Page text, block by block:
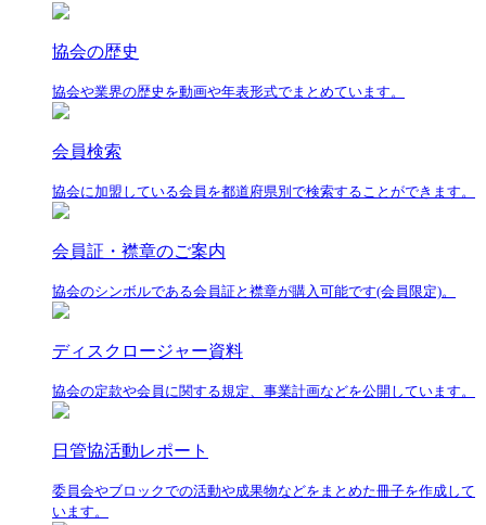
協会の歴史
協会や業界の歴史を動画や年表形式でまとめています。
会員検索
協会に加盟している会員を都道府県別で検索することができます。
会員証・襟章のご案内
協会のシンボルである会員証と襟章が購入可能です(会員限定)。
ディスクロージャー資料
協会の定款や会員に関する規定、事業計画などを公開しています。
日管協活動レポート
委員会やブロックでの活動や成果物などをまとめた冊子を作成して
います。